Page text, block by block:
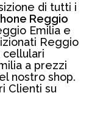
di tutti i
Reggio
Emilia e
Reggio
cellulari
a prezzi
nostro shop.
Clienti su